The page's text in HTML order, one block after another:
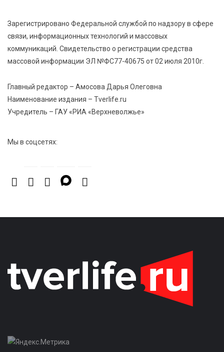
7 Авг 2026 23:02 548
В Тверской области стартовала четвертая смена:
инспекторы ГИБДД напомнили школьникам
правила безопасности в автобусах
Зарегистрировано Федеральной службой по надзору в сфере
связи, информационных технологий и массовых
коммуникаций. Свидетельство о регистрации средства
массовой информации ЭЛ №ФС77-40675 от 02 июля 2010г.
Главный редактор – Амосова Дарья Олеговна
Наименование издания – Tverlife.ru
Учредитель – ГАУ «РИА «Верхневолжье»
Мы в соцсетях: